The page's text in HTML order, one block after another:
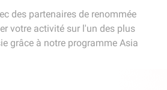
des partenaires de renommée
votre activité sur l'un des plus
grâce à notre programme Asia